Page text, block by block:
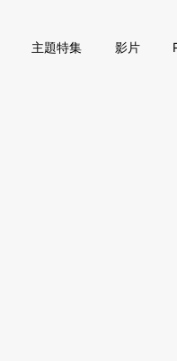
主題特集 影片